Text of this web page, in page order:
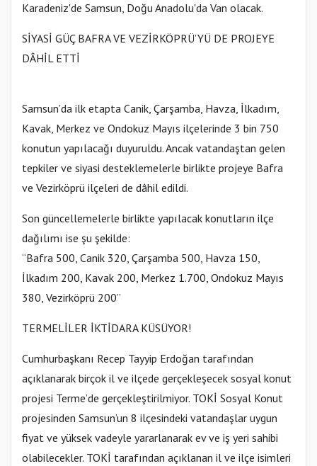
Karadeniz'de Samsun, Doğu Anadolu'da Van olacak.
SİYASİ GÜÇ BAFRA VE VEZİRKÖPRÜ’YÜ DE PROJEYE
DÂHİL ETTİ
Samsun’da ilk etapta Canik, Çarşamba, Havza, İlkadım,
Kavak, Merkez ve Ondokuz Mayıs ilçelerinde 3 bin 750
konutun yapılacağı duyuruldu. Ancak vatandaştan gelen
tepkiler ve siyasi desteklemelerle birlikte projeye Bafra
ve Vezirköprü ilçeleri de dâhil edildi.
Son güncellemelerle birlikte yapılacak konutların ilçe
dağılımı ise şu şekilde:
“Bafra 500, Canik 320, Çarşamba 500, Havza 150,
İlkadım 200, Kavak 200, Merkez 1.700, Ondokuz Mayıs
380, Vezirköprü 200”
TERMELİLER İKTİDARA KÜSÜYOR!
Cumhurbaşkanı Recep Tayyip Erdoğan tarafından
açıklanarak birçok il ve ilçede gerçekleşecek sosyal konut
projesi Terme’de gerçekleştirilmiyor. TOKİ Sosyal Konut
projesinden Samsun’un 8 ilçesindeki vatandaşlar uygun
fiyat ve yüksek vadeyle yararlanarak ev ve iş yeri sahibi
olabilecekler. TOKİ tarafından açıklanan il ve ilçe isimleri